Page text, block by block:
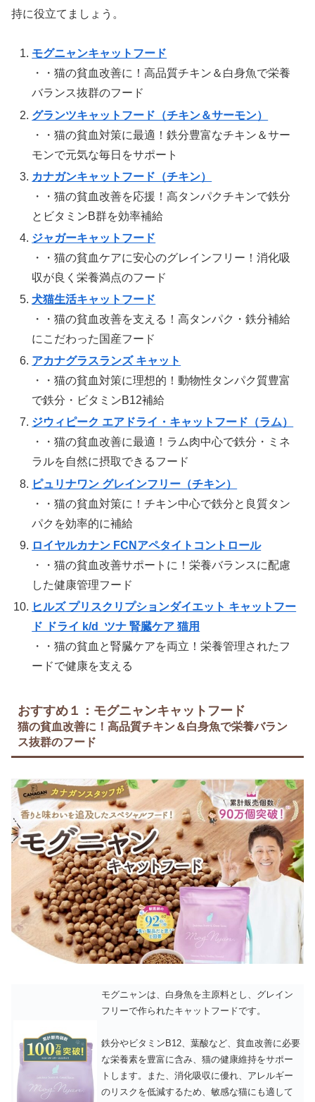
持に役立てましょう。
モグニャンキャットフード
・・猫の貧血改善に！高品質チキン＆白身魚で栄養
バランス抜群のフード
グランツキャットフード（チキン＆サーモン）
・・猫の貧血対策に最適！鉄分豊富なチキン＆サー
モンで元気な毎日をサポート
カナガンキャットフード（チキン）
・・猫の貧血改善を応援！高タンパクチキンで鉄分
とビタミンB群を効率補給
ジャガーキャットフード
・・猫の貧血ケアに安心のグレインフリー！消化吸
収が良く栄養満点のフード
犬猫生活キャットフード
・・猫の貧血改善を支える！高タンパク・鉄分補給
にこだわった国産フード
アカナグラスランズ キャット
・・猫の貧血対策に理想的！動物性タンパク質豊富
で鉄分・ビタミンB12補給
ジウィピーク エアドライ・キャットフード（ラム）
・・猫の貧血改善に最適！ラム肉中心で鉄分・ミネ
ラルを自然に摂取できるフード
ピュリナワン グレインフリー（チキン）
・・猫の貧血対策に！チキン中心で鉄分と良質タン
パクを効率的に補給
ロイヤルカナン FCNアペタイトコントロール
・・猫の貧血改善サポートに！栄養バランスに配慮
した健康管理フード
ヒルズ プリスクリプションダイエット キャットフー
ド ドライ k/d ツナ 腎臓ケア 猫用
・・猫の貧血と腎臓ケアを両立！栄養管理されたフ
ードで健康を支える
おすすめ１：モグニャンキャットフード
猫の貧血改善に！高品質チキン＆白身魚で栄養バラン
ス抜群のフード
モグニャンは、白身魚を主原料とし、グレイン
フリーで作られたキャットフードです。
鉄分やビタミンB12、葉酸など、貧血改善に必要
な栄養素を豊富に含み、猫の健康維持をサポー
トします。また、消化吸収に優れ、アレルギー
のリスクを低減するため、敏感な猫にも適して